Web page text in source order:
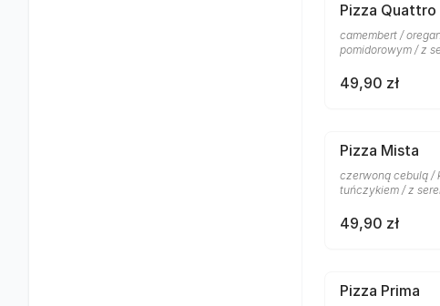
Pizza Quattro
camembert /
pomidorowym / z
49,90 zł
Pizza Mista
czerwoną cebulą /
tuńczykiem / z
49,90 zł
Pizza Prima